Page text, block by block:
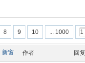
8 9 10 ... 1000
新窗 作者 回